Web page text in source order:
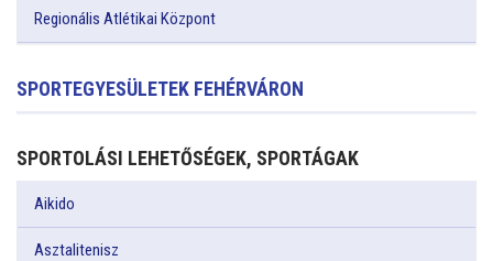
Regionális Atlétikai Központ
SPORTEGYESÜLETEK FEHÉRVÁRON
SPORTOLÁSI LEHETŐSÉGEK, SPORTÁGAK
Aikido
Asztalitenisz